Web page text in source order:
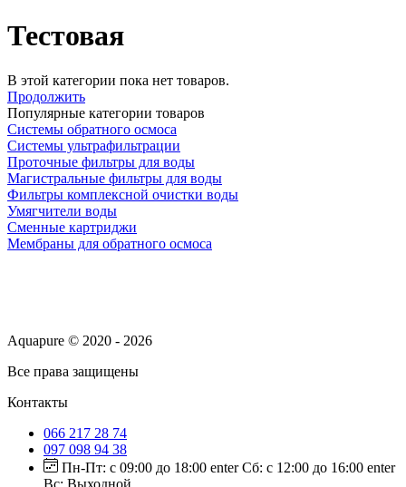
Тестовая
В этой категории пока нет товаров.
Продолжить
Популярные категории товаров
Системы обратного осмоса
Системы ультрафильтрации
Проточные фильтры для воды
Магистральные фильтры для воды
Фильтры комплексной очистки воды
Умягчители воды
Сменные картриджи
Мембраны для обратного осмоса
Aquapure © 2020 - 2026
Все права защищены
Контакты
066 217 28 74
097 098 94 38
Пн-Пт: с 09:00 до 18:00 enter Сб: с 12:00 до 16:00 enter
Вс: Выходной